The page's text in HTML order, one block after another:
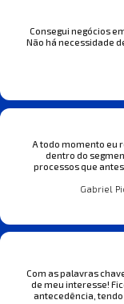
Consegui negócios
Não há necessidade
A todo momento eu
dentro do
processos que
Gabriel
Com as palavras
de meu interesse!
antecedência,